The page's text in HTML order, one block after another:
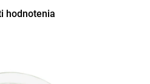
hodnotenia